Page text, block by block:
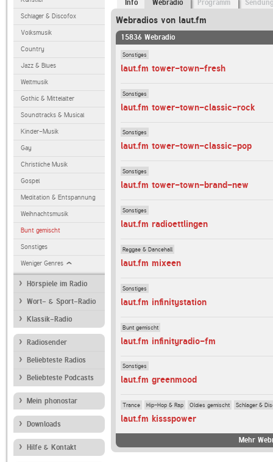
Schlager & Discofox
Volksmusik
Country
Jazz & Blues
Weltmusik
Gothic & Mittelalter
Soundtracks & Musical
Kinder-Musik
Gay
Christliche Musik
Gospel
Meditation & Entspannung
Weihnachtsmusik
Bunt gemischt
Sonstiges
Weniger Genres
Hörspiele im Radio
Wort- & Sport-Radio
Klassik-Radio
Radiosender
Beliebteste Radios
Beliebteste Podcasts
Mein phonostar
Downloads
Hilfe & Kontakt
Info Webradio Programm
Webradios von laut.fm
15836 Webradio
Sonstiges
laut.fm tower-town-fresh
Sonstiges
laut.fm tower-town-classic-rock
Sonstiges
laut.fm tower-town-classic-pop
Sonstiges
laut.fm tower-town-brand-new
Sonstiges
laut.fm radioettlingen
Reggae & Dancehall
laut.fm mixeen
Sonstiges
laut.fm infinitystation
Bunt gemischt
laut.fm infinityradio-fm
Sonstiges
laut.fm greenmood
Trance Hip-Hop & Rap Oldies gemischt Schlager &
laut.fm kissspower
Mehr